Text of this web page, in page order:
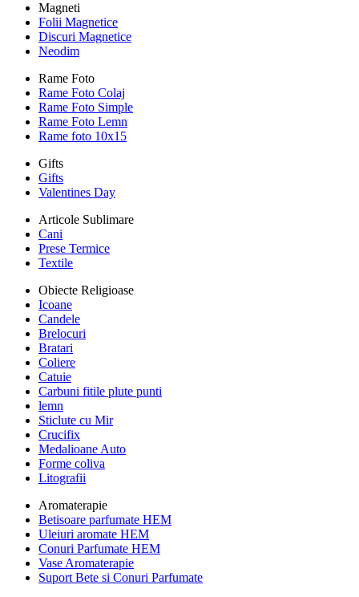
Magneti
Folii Magnetice
Discuri Magnetice
Neodim
Rame Foto
Rame Foto Colaj
Rame Foto Simple
Rame Foto Lemn
Rame foto 10x15
Gifts
Gifts
Valentines Day
Articole Sublimare
Cani
Prese Termice
Textile
Obiecte Religioase
Icoane
Candele
Brelocuri
Bratari
Coliere
Catuie
Carbuni fitile plute punti
lemn
Sticlute cu Mir
Crucifix
Medalioane Auto
Forme coliva
Litografii
Aromaterapie
Betisoare parfumate HEM
Uleiuri aromate HEM
Conuri Parfumate HEM
Vase Aromaterapie
Suport Bete si Conuri Parfumate